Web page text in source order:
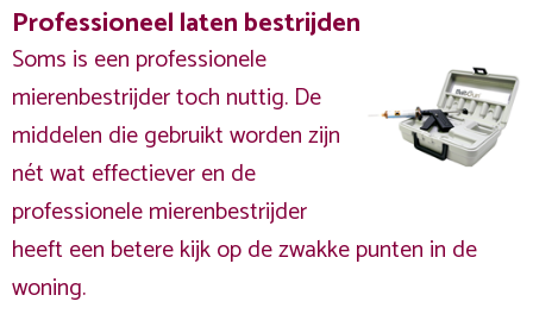
Professioneel laten bestrijden
Soms is een professionele
mierenbestrijder toch nuttig. De
middelen die gebruikt worden zijn
nét wat effectiever en de
professionele mierenbestrijder
heeft een betere kijk op de zwakke punten in de
woning.